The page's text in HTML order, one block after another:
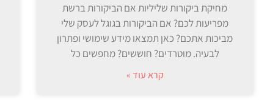
מחיקת ביקורות שליליות אם הביקורות ברשת
מפריעות לכם? אם הביקורות בגוגל לעסק שלי
מביכות אתכם? כאן תמצאו מידע שימושי ופתרון
לבעיה. מוטרדים? חוששים? מחפשים כל
קרא עוד »